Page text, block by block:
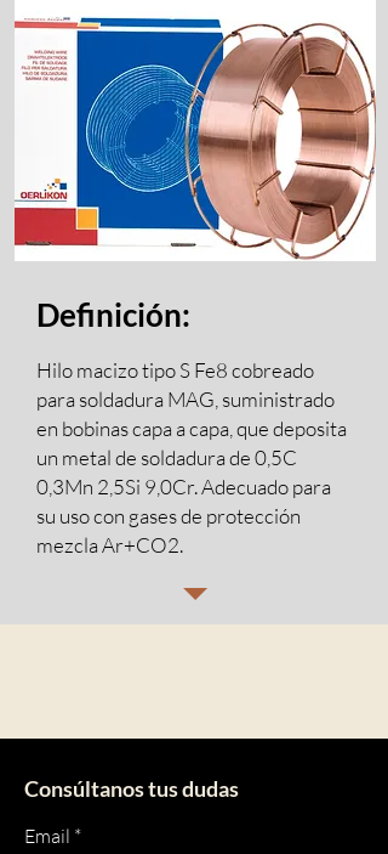
Definición:
Hilo macizo tipo S Fe8 cobreado
para soldadura MAG, suministrado
en bobinas capa a capa, que deposita
un metal de soldadura de 0,5C
0,3Mn 2,5Si 9,0Cr. Adecuado para
su uso con gases de protección
mezcla Ar+CO2.
Consúltanos tus dudas
Email